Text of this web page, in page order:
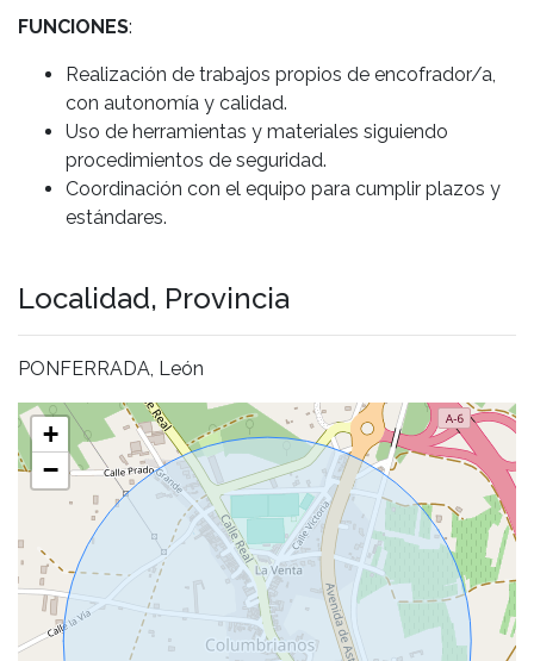
FUNCIONES:
Realización de trabajos propios de encofrador/a,
con autonomía y calidad.
Uso de herramientas y materiales siguiendo
procedimientos de seguridad.
Coordinación con el equipo para cumplir plazos y
estándares.
Localidad, Provincia
PONFERRADA, León
+
−